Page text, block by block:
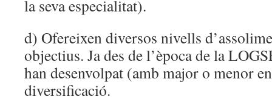
la seva especialitat).
d) Ofereixen diversos nivells
objectius. Ja des de l’època de la
han desenvolpat (amb major o menor
diversificació.